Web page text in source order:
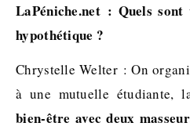
LaPéniche.net : Quels
hypothétique ?
Chrystelle Welter : On
à une mutuelle étudiante,
bien-être avec deux